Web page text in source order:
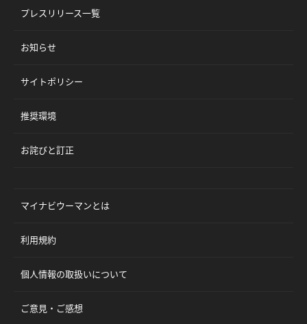
プレスリリース一覧
お知らせ
サイトポリシー
推奨環境
お詫びと訂正
マイナビウーマンとは
利用規約
個人情報の取扱いについて
ご意見・ご感想